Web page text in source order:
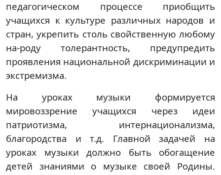
педагогическом процессе приобщить
учащихся к культуре различных народов и
стран, укрепить столь свойственную любому
на-роду толерантность, предупредить
проявления национальной дискриминации и
экстремизма.
На уроках музыки формируется
мировоззрение учащихся через идеи
патриотизма, интернационализма,
благородства и т.д. Главной задачей на
уроках музыки должно быть обогащение
детей знаниями о музыке своей Родины.